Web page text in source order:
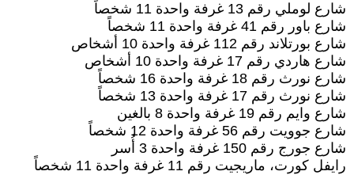
شارع لوملي رقم 13 غرفة واحدة 11 شخصاً
شارع باور رقم 41 غرفة واحدة 11 شخصاً
شارع بورتلاند رقم 112 غرفة واحدة 10 أشخاص
شارع هاردي رقم 17 غرفة واحدة 10 أشخاص
شارع نورث رقم 18 غرفة واحدة 16 شخصاً
شارع نورث رقم 17 غرفة واحدة 13 شخصاً
شارع وايم رقم 19 غرفة واحدة 8 بالغين
شارع جوويت رقم 56 غرفة واحدة 12 شخصاً
شارع جورج رقم 150 غرفة واحدة 3 أُسر
رايفل كورت، ماريجيت رقم 11 غرفة واحدة 11 شخصاً